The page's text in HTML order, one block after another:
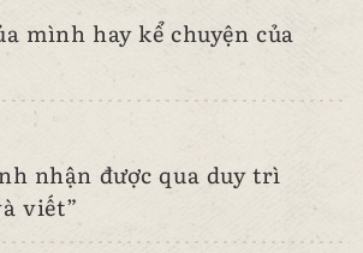
mình hay kể chuyện của
nhận được qua duy trì
viết”